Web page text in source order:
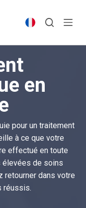
en
pour un traitement
à ce que votre
effectué en toute
élevées de soins
retourner dans votre
réussis.